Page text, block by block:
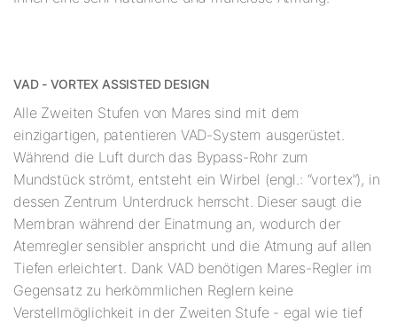
VAD - VORTEX ASSISTED DESIGN
Alle Zweiten Stufen von Mares sind mit dem
einzigartigen, patentieren VAD-System ausgerüstet.
Während die Luft durch das Bypass-Rohr zum
Mundstück strömt, entsteht ein Wirbel (engl.: “vortex”), in
dessen Zentrum Unterdruck herrscht. Dieser saugt die
Membran während der Einatmung an, wodurch der
Atemregler sensibler anspricht und die Atmung auf allen
Tiefen erleichtert. Dank VAD benötigen Mares-Regler im
Gegensatz zu herkömmlichen Reglern keine
Verstellmöglichkeit in der Zweiten Stufe - egal wie tief